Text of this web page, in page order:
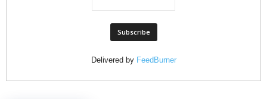
Delivered by FeedBurner